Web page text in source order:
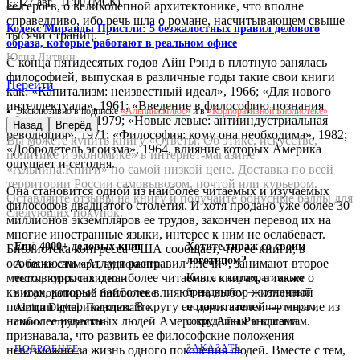
ее героев, о великолепной архитектонике, что вполне
справедливо, ибо речь шла о романе, насчитывающем свыше
тысячи страниц.
С конца пятидесятых годов Айн Рэнд в плотную занялась
философией, выпуская в различные годы такие свои книги
как: «Капитализм: неизвестный идеал», 1966; «Для нового
интеллектуала», 1961; «Введение в философию познания
объективизма», 1979; «Новые левые: антииндустриальная
революция», 1971; «Философия: кому она необходима», 1982;
«Добродетель эгоизма», 1964, влияние которых Америка
ощущает и сегодня.
Она становится одной из наиболее читаемых и изучаемых
философов двадцатого столетия. И хотя продано уже более 30
миллионов экземпляров ее трудов, закончен перевод их на
многие иностранные языки, интерес к ним не ослабевает.
Библиотека конгресса США сообщает, что ее книги, в
особенности «Атлант расправил плечи», занимают второе
место в опросах о наиболее читаемых книгах, а также о
книгах, которые наиболее влияют на выбор жизненной
позиции американцев. В кругу ее почитателей — многие из
наиболее известных людей Америки. Айн Рэнд сама
признавала, что развить ее философские положения
невозможно за жизнь одного поколения людей. Вместе с тем,
Кодекс Миранды Пристли: 5 безжалостных правил делового
образа, которые работают в реальном офисе
Юлия Литвин
Перейти
Эксклюзивно в подписке«Альпина.Плюс»и в«Корпоративной Библиотеке»
Назад Вперёд
Вы можете купить книгу «Ответы: Об этике, искусстве,
политике и экономике» в интернет-магазине
«Альпина.Книги» по самой низкой цене. Доставка по всей
территории России самовывозом, почтой или курьером.
Оставляйте отзывы на книгу и получайте бонусные баллы для
следующих покупок.
Ещё 4000+ деловых книг
А также саммари, аудиокниги,
тесты, курсы и видео –
в корпоративной библиотеке
Alpina Digital. Подключайте
своих сотрудников!
ПОДРОБНЕЕ
Хотите тираж со своим
логотипом?
Книга с корпоративным
брендингом — отличный
подарок вашим партнерам,
сотрудникам и клиентам.
ЗАКАЗАТЬ